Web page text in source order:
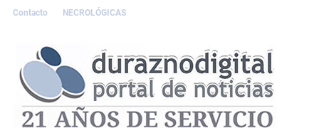
Contacto NECROLÓGICAS